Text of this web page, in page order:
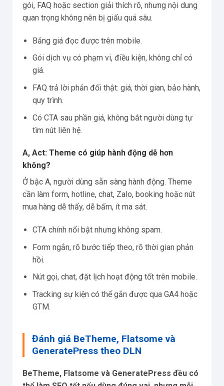
gói, FAQ hoặc section giải thích rõ, nhưng nội dung
quan trọng không nên bị giấu quá sâu.
Bảng giá đọc được trên mobile.
Gói dịch vụ có phạm vi, điều kiện, không chỉ có
giá.
FAQ trả lời phản đối thật: giá, thời gian, bảo hành,
quy trình.
Có CTA sau phần giá, không bắt người dùng tự
tìm nút liên hệ.
A, Act: Theme có giúp hành động dễ hơn
không?
Ở bậc A, người dùng sẵn sàng hành động. Theme
cần làm form, hotline, chat, Zalo, booking hoặc nút
mua hàng dễ thấy, dễ bấm, ít ma sát.
CTA chính nổi bật nhưng không spam.
Form ngắn, rõ bước tiếp theo, rõ thời gian phản
hồi.
Nút gọi, chat, đặt lịch hoạt động tốt trên mobile.
Tracking sự kiện có thể gắn được qua GA4 hoặc
GTM.
Đánh giá BeTheme, Flatsome và
GeneratePress theo DLN
BeTheme, Flatsome và GeneratePress đều có